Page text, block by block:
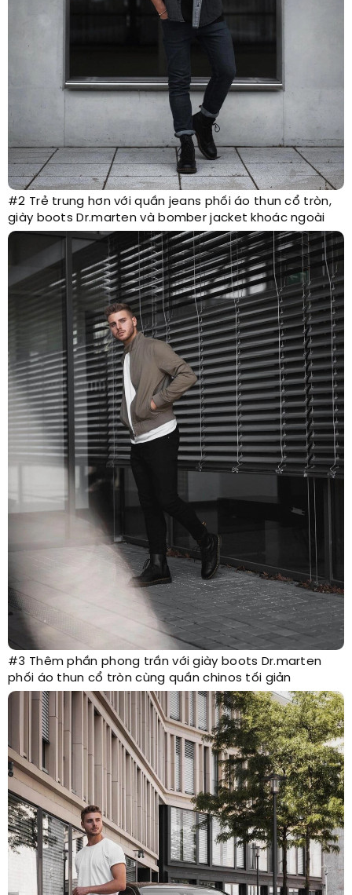
#2 Trẻ trung hơn với quần jeans phối áo thun cổ tròn,
giày boots Dr.marten và bomber jacket khoác ngoài
#3 Thêm phần phong trần với giày boots Dr.marten
phối áo thun cổ tròn cùng quần chinos tối giản